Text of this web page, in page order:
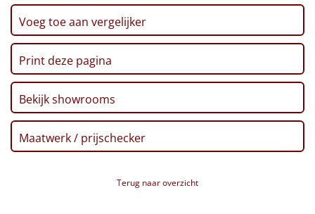
Wake up light
NIEUW
Borrelplank
Warmtekussen
Slowcooker
Voeg toe aan vergelijker
Print deze pagina
Bekijk showrooms
Maatwerk / prijschecker
Terug naar overzicht